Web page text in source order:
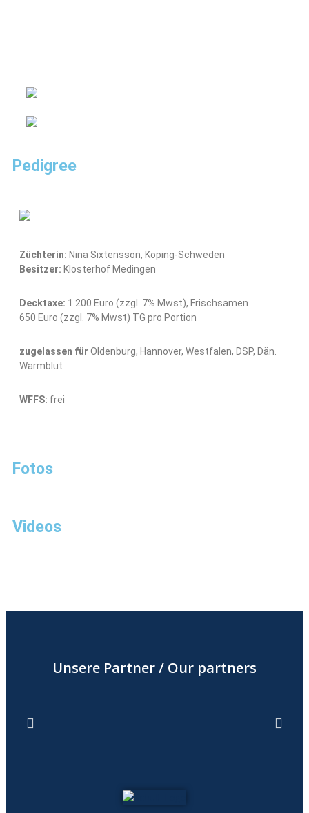
Pedigree
Züchterin: Nina Sixtensson, Köping-Schweden
Besitzer: Klosterhof Medingen
Decktaxe: 1.200 Euro (zzgl. 7% Mwst), Frischsamen
650 Euro (zzgl. 7% Mwst) TG pro Portion
zugelassen für Oldenburg, Hannover, Westfalen, DSP, Dän.
Warmblut
WFFS: frei
Fotos
Videos
Unsere Partner / Our partners